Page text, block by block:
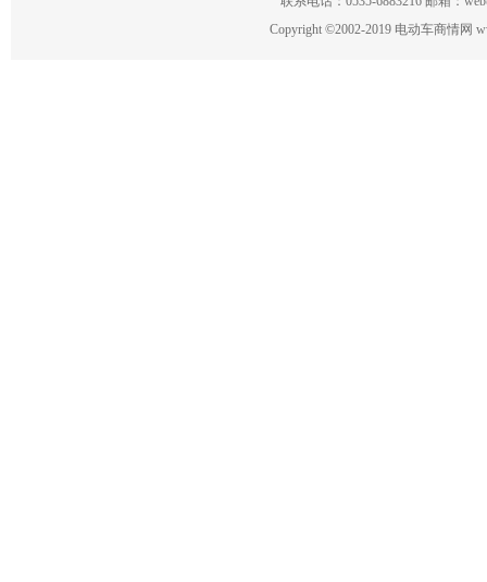
Copyright ©2002-2019 电动车商情网